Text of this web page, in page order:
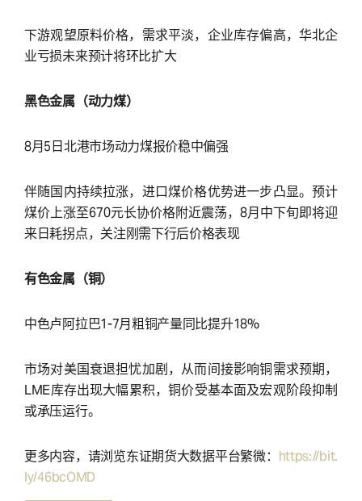
下游观望原料价格，需求平淡，企业库存偏高，华北企
业亏损未来预计将环比扩大
黑色金属（动力煤）
8月5日北港市场动力煤报价稳中偏强
伴随国内持续拉涨，进口煤价格优势进一步凸显。预计
煤价上涨至670元长协价格附近震荡，8月中下旬即将迎
来日耗拐点，关注刚需下行后价格表现
有色金属（铜）
中色卢阿拉巴1-7月粗铜产量同比提升18%
市场对美国衰退担忧加剧，从而间接影响铜需求预期，
LME库存出现大幅累积，铜价受基本面及宏观阶段抑制
或承压运行。
更多内容，请浏览东证期货大数据平台繁微： https://bit.
ly/46bcOMD